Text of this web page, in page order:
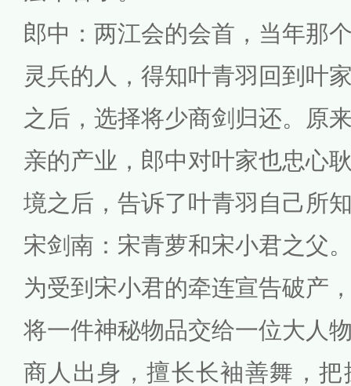
郎中：两江会的会首，当年那
灵兵的人，得知叶青羽回到叶
之后，选择将少商剑归还。原
亲的产业，郎中对叶家也忠心
境之后，告诉了叶青羽自己所
宋剑南：宋青萝和宋小君之父
为受到宋小君的牵连宣告破产
将一件神秘物品交给一位大人
商人出身，擅长长袖善舞，